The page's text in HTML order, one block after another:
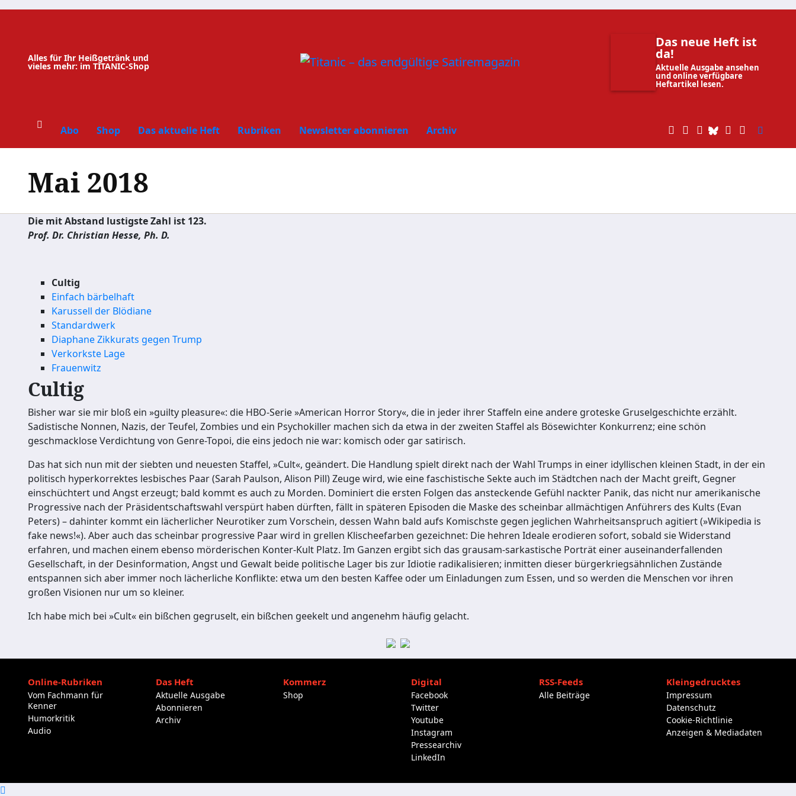
Zum
Alles für Ihr Heißgetränk und
vieles mehr: im TITANIC-Shop
Das neue Heft ist
da!
Aktuelle Ausgabe ansehen
und online verfügbare
Heftartikel lesen.
Abo Shop Das aktuelle Heft Rubriken Newsletter abonnieren Archiv
Mai 2018
Die mit Abstand lustigste Zahl ist 123.
Prof. Dr. Christian Hesse, Ph. D.
Cultig
Einfach bärbelhaft
Karussell der Blödiane
Standardwerk
Diaphane Zikkurats gegen Trump
Verkorkste Lage
Frauenwitz
Cultig
Bisher war sie mir bloß ein »guilty pleasure«: die HBO-Serie »American Horror Story«, die in jeder ihrer Staffeln eine andere groteske Gruselgeschichte erzählt.
Sadistische Nonnen, Nazis, der Teufel, Zombies und ein Psychokiller machen sich da etwa in der zweiten Staffel als Bösewichter Konkurrenz; eine schön
geschmacklose Verdichtung von Genre-Topoi, die eins jedoch nie war: komisch oder gar satirisch.
Das hat sich nun mit der siebten und neuesten Staffel, »Cult«, geändert. Die Handlung spielt direkt nach der Wahl Trumps in einer idyllischen kleinen Stadt, in der ein
politisch hyperkorrektes lesbisches Paar (Sarah Paulson, Alison Pill) Zeuge wird, wie eine faschistische Sekte auch im Städtchen nach der Macht greift, Gegner
einschüchtert und Angst erzeugt; bald kommt es auch zu Morden. Dominiert die ersten Folgen das ansteckende Gefühl nackter Panik, das nicht nur amerikanische
Progressive nach der Präsidentschaftswahl verspürt haben dürften, fällt in späteren Episoden die Maske des scheinbar allmächtigen Anführers des Kults (Evan
Peters) – dahinter kommt ein lächerlicher Neurotiker zum Vorschein, dessen Wahn bald aufs Komischste gegen jeglichen Wahrheitsanspruch agitiert (»Wikipedia is
fake news!«). Aber auch das scheinbar progressive Paar wird in grellen Klischeefarben gezeichnet: Die hehren Ideale erodieren sofort, sobald sie Widerstand
erfahren, und machen einem ebenso mörderischen Konter-Kult Platz. Im Ganzen ergibt sich das grausam-sarkastische Porträt einer auseinanderfallenden
Gesellschaft, in der Desinformation, Angst und Gewalt beide politische Lager bis zur Idiotie radikalisieren; inmitten dieser bürgerkriegsähnlichen Zustände
entspannen sich aber immer noch lächerliche Konflikte: etwa um den besten Kaffee oder um Einladungen zum Essen, und so werden die Menschen vor ihren
großen Visionen nur um so kleiner.
Ich habe mich bei »Cult« ein bißchen gegruselt, ein bißchen geekelt und angenehm häufig gelacht.
Online-Rubriken
Vom Fachmann für
Kenner
Humorkritik
Audio
Das Heft
Aktuelle Ausgabe
Abonnieren
Archiv
Kommerz
Shop
Digital
Facebook
Twitter
Youtube
Instagram
Pressearchiv
LinkedIn
RSS-Feeds
Alle Beiträge
Kleingedrucktes
Impressum
Datenschutz
Cookie-Richtlinie
Anzeigen & Mediadaten